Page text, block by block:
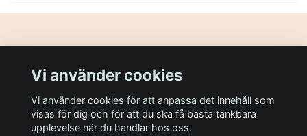
Sociala medier
Vi använder cookies
Vi använder cookies för att anpassa det innehåll som
visas för dig och för att du ska få bästa tänkbara
upplevelse när du handlar hos oss.